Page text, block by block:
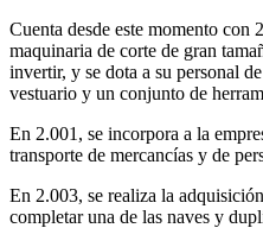
Cuenta desde este momento con
maquinaria de corte de gran
invertir, y se dota a su personal
vestuario y un conjunto de
En 2.001, se incorpora a la
transporte de mercancías y de
En 2.003, se realiza la
completar una de las naves y